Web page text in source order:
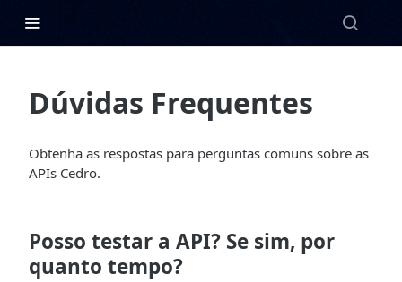
Dúvidas Frequentes
Obtenha as respostas para perguntas comuns sobre as
APIs Cedro.
Posso testar a API? Se sim, por
quanto tempo?